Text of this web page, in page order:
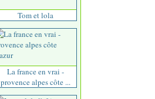
Tom et lola
La france en vrai -
provence alpes côte ...